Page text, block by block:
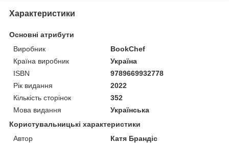
Характеристики
Основні атрибути
Виробник
BookChef
Країна виробник
Україна
ISBN
9789669932778
Рік видання
2022
Кількість сторінок
352
Мова видання
Українська
Користувальницькі характеристики
Автор
Катя Брандіс